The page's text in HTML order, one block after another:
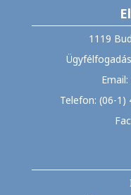
1119
Telefon: (06-1)